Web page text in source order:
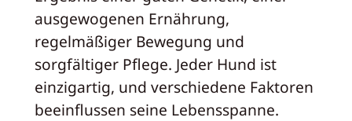
ausgewogenen Ernährung,
regelmäßiger Bewegung und
sorgfältiger Pflege. Jeder Hund ist
einzigartig, und verschiedene Faktoren
beeinflussen seine Lebensspanne.